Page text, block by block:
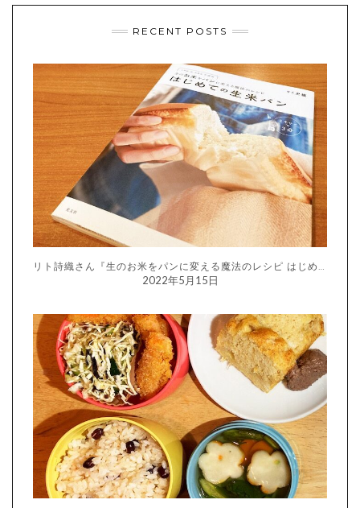
RECENT POSTS
リト詩織さん『生のお米をパンに変える魔法のレシピ はじめての生米パン』
2022年5月15日